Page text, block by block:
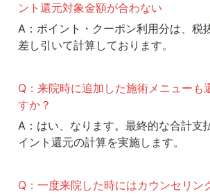
ント還元対象金額が合わない
A：ポイント・クーポン利用分は、税
差し引いて計算しております。
Q：来院時に追加した施術メニューも
すか？
A：はい、なります。最終的な合計支
イント還元の計算を実施します。
Q：一度来院した時にはカウンセリン